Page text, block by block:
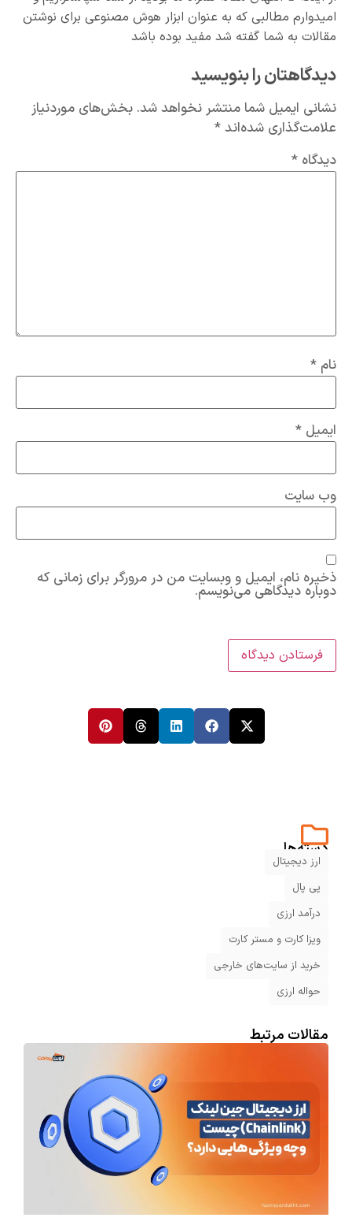
امیدوارم مطالبی که به عنوان ابزار هوش مصنوعی برای نوشتن
مقالات به شما گفته شد مفید بوده باشد
دیدگاهتان را بنویسید
نشانی ایمیل شما منتشر نخواهد شد. بخش‌های موردنیاز
علامت‌گذاری شده‌اند*
دیدگاه *
نام *
ایمیل *
وب‌ سایت
ذخیره نام، ایمیل و وبسایت من در مرورگر برای زمانی که
دوباره دیدگاهی می‌نویسم.
دسته‌ها
ارز دیجیتال
پی پال
درآمد ارزی
ویزا کارت و مستر کارت
خرید از سایت‌های خارجی
حواله ارزی
مقالات مرتبط